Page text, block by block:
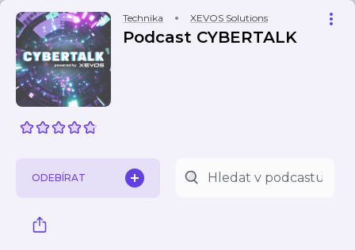
Technika XEVOS Solutions
Podcast CYBERTALK
ODEBÍRAT